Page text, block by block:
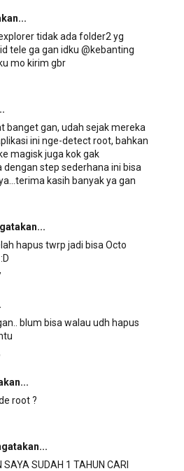
tidak ada folder2 yg
tele ga gan idku @kebanting
mo kirim gbr
banget gan, udah sejak mereka
ini nge-detect root, bahkan
magisk juga kok gak
step sederhana ini bisa
kasih banyak ya gan
hapus twrp jadi bisa Octo
blum bisa walau udh hapus
root ?
SUDAH 1 TAHUN CARI